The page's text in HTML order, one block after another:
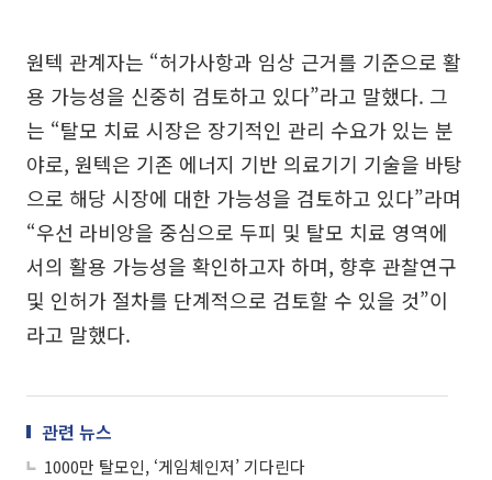
원텍 관계자는 “허가사항과 임상 근거를 기준으로 활
용 가능성을 신중히 검토하고 있다”라고 말했다. 그
는 “탈모 치료 시장은 장기적인 관리 수요가 있는 분
야로, 원텍은 기존 에너지 기반 의료기기 기술을 바탕
으로 해당 시장에 대한 가능성을 검토하고 있다”라며
“우선 라비앙을 중심으로 두피 및 탈모 치료 영역에
서의 활용 가능성을 확인하고자 하며, 향후 관찰연구
및 인허가 절차를 단계적으로 검토할 수 있을 것”이
라고 말했다.
관련 뉴스
1000만 탈모인, ‘게임체인저’ 기다린다